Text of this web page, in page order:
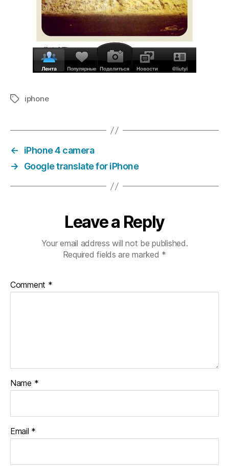
Tagsiphone
←
iPhone 4 camera
→
Google translate for iPhone
Leave a Reply
Your email address will not be published.
Required fields are marked *
Comment *
Name *
Email *